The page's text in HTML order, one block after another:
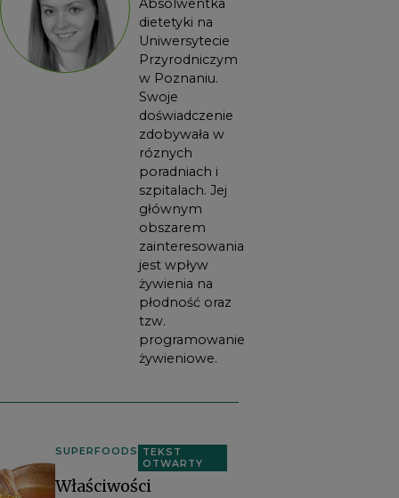
Absolwentka
dietetyki na
Uniwersytecie
Przyrodniczym
w Poznaniu.
Swoje
doświadczenie
zdobywała w
róznych
poradniach i
szpitalach. Jej
głównym
obszarem
zainteresowania
jest wpływ
żywienia na
płodność oraz
tzw.
programowanie
żywieniowe.
SUPERFOODS
TEKST
OTWARTY
Właściwości